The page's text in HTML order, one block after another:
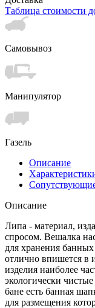
Таблица стоимости
Самовывоз
Манипулятор
Газель
Описание
Описание
Липа - материал,
спросом. Вешалка
для хранения
отлично впишется в
изделия наиболее
экологически
бане есть банная
для размещения